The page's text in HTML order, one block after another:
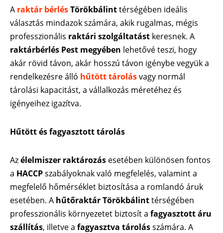
A raktár bérlésTörökbálinttérségében ideális
választás mindazok számára, akik rugalmas, mégis
professzionális raktári szolgáltatást keresnek. A
raktárbérlés Pest megyében lehetővé teszi, hogy
akár rövid távon, akár hosszú távon igénybe vegyük a
rendelkezésre álló hűtött tárolásvagy normál
tárolási kapacitást, a vállalkozás méretéhez és
igényeihez igazítva.
Hűtött és fagyasztott tárolás
Azélelmiszer raktározás esetében különösen fontos
a HACCPszabályoknak való megfelelés, valamint a
megfelelő hőmérséklet biztosítása a romlandó áruk
esetében. A hűtőraktár Törökbálinttérségében
professzionális környezetet biztosít a fagyasztott áru
szállítás, illetve a fagyasztva tárolásszámára. A